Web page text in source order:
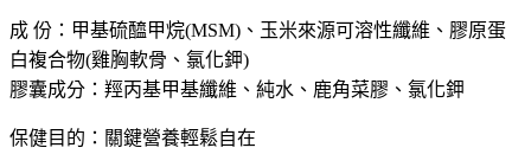
成 份：甲基硫醯甲烷(MSM)、玉米來源可溶性纖維、膠原蛋
白複合物(雞胸軟骨、氯化鉀)
膠囊成分：羥丙基甲基纖維、純水、鹿角菜膠、氯化鉀
保健目的：關鍵營養輕鬆自在